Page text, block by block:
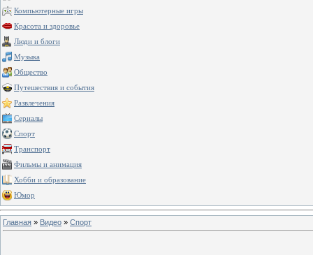
Компьютерные игры
Красота и здоровье
Люди и блоги
Музыка
Общество
Путешествия и события
Развлечения
Сериалы
Спорт
Транспорт
Фильмы и анимация
Хобби и образование
Юмор
Главная » Видео » Спорт